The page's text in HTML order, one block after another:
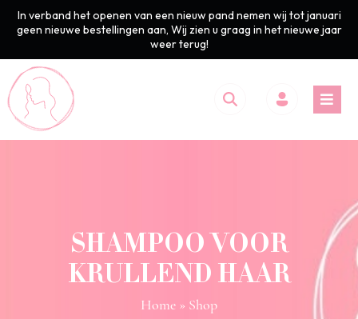
In verband het openen van een nieuw pand nemen wij tot januari
geen nieuwe bestellingen aan, Wij zien u graag in het nieuwe jaar
weer terug!
SHAMPOO VOOR
KRULLEND HAAR
Home » Shop